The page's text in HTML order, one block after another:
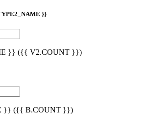
}}
}} ({{ V2.COUNT }})
}} ({{ B.COUNT }})